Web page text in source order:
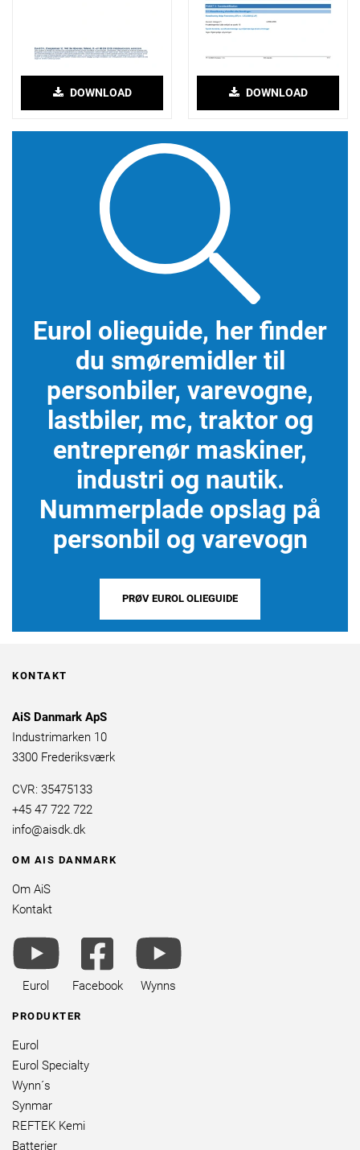
DOWNLOAD DOWNLOAD
Eurol olieguide, her finder
du smøremidler til
personbiler, varevogne,
lastbiler, mc, traktor og
entreprenør maskiner,
industri og nautik.
Nummerplade opslag på
personbil og varevogn
PRØV EUROL OLIEGUIDE
KONTAKT
AiS Danmark ApS
Industrimarken 10
3300 Frederiksværk
CVR: 35475133
+45 47 722 722
info@aisdk.dk
OM AIS DANMARK
Om AiS
Kontakt
youtube
brands
Eurol
facebook
square
brands
Facebook
Wynns
PRODUKTER
Eurol
Eurol Specialty
Wynn´s
Synmar
REFTEK Kemi
Batterier